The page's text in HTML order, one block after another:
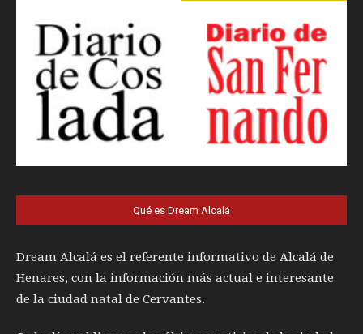
Qué es Dream Alcalá
Dream Alcalá es el referente informativo de Alcalá de
Henares, con la información más actual e interesante
de la ciudad natal de Cervantes.